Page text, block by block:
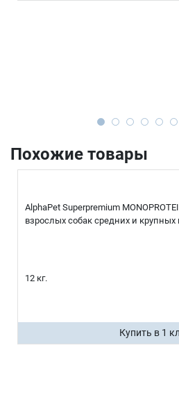
Похожие товары
AlphaPet Superpremium
взрослых собак средних и
12 кг.
Купить в 1